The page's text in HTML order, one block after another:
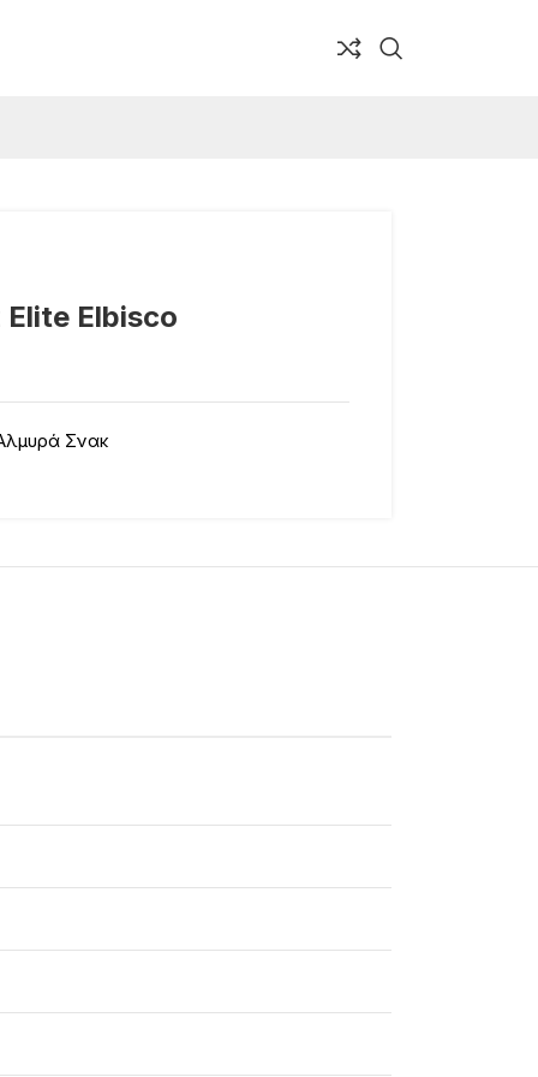
Elbisco
Σνακ